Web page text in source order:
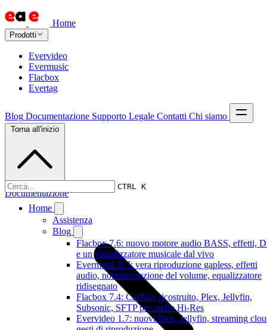
Home
Prodotti
Evervideo
Evermusic
Flacbox
Evertag
Blog Documentazione Supporto Legale Contatti Chi siamo
CTRL K
Home
Assistenza
Blog
Flacbox 7.6: nuovo motore audio BASS, effetti,
e un visualizzatore musicale dal vivo
Evermusic 8.7: vera riproduzione gapless, effetti
audio, normalizzazione del volume, equalizzatore
ridisegnato
Flacbox 7.4: CarPlay ricostruito, Plex, Jellyfin,
Subsonic, SFTP per audio Hi-Res
Evervideo 1.7: nuovi Plex, Jellyfin, streaming
Torna all'inizio
Documentazione